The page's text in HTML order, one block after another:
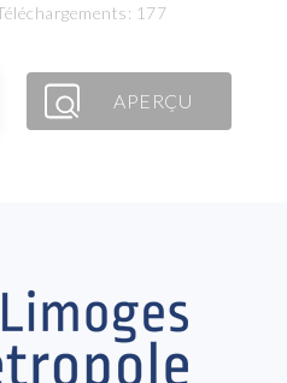
177
APERÇU